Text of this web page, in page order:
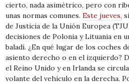
cierto, nada asimétrico, pero con
unas normas comunes.Este jueves,
de Justicia de la Unión Europea
decisiones de Polonia y Lituania en
baladí. ¿En qué lugar de los coches
asiento derecho o en el izquierdo?
el Reino Unido y en Irlanda se
volante del vehículo en la derecha.